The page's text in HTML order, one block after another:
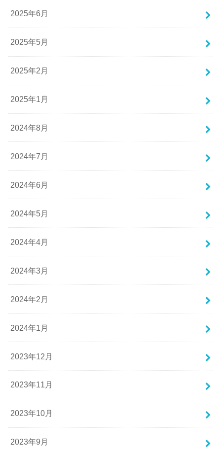
2025年6月
2025年5月
2025年2月
2025年1月
2024年8月
2024年7月
2024年6月
2024年5月
2024年4月
2024年3月
2024年2月
2024年1月
2023年12月
2023年11月
2023年10月
2023年9月